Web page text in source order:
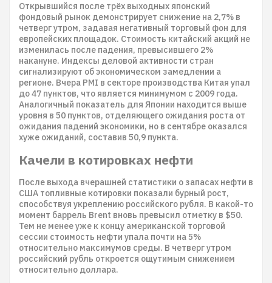
Открывшийся после трёх выходных японский
фондовый рынок демонстрирует снижение на 2,7% в
четверг утром, задавая негативный торговый фон для
европейских площадок. Стоимость китайский акций не
изменилась после падения, превысившего 2%
накануне. Индексы деловой активности стран
сигнализируют об экономическом замедлении а
регионе. Вчера PMI в секторе производства Китая упал
до 47 пунктов, что является минимумом с 2009 года.
Аналогичный показатель для Японии находится выше
уровня в 50 пунктов, отделяющего ожидания роста от
ожидания падений экономики, но в сентябре оказался
хуже ожиданий, составив 50,9 пункта.
Качели в котировках нефти
После выхода вчерашней статистики о запасах нефти в
США топливные котировки показали бурный рост,
способствуя укреплению российского рубля. В какой-то
момент баррель Brent вновь превысил отметку в $50.
Тем не менее уже к концу американской торговой
сессии стоимость нефти упала почти на 5%
относительно максимумов среды. В четверг утром
российский рубль откроется ощутимым снижением
относительно доллара.